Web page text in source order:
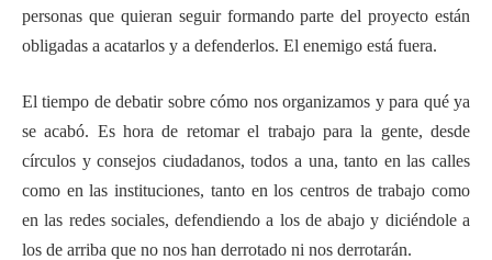
personas que quieran seguir formando parte del proyecto están
obligadas a acatarlos y a defenderlos. El enemigo está fuera.
El tiempo de debatir sobre cómo nos organizamos y para qué ya
se acabó. Es hora de retomar el trabajo para la gente, desde
círculos y consejos ciudadanos, todos a una, tanto en las calles
como en las instituciones, tanto en los centros de trabajo como
en las redes sociales, defendiendo a los de abajo y diciéndole a
los de arriba que no nos han derrotado ni nos derrotarán.